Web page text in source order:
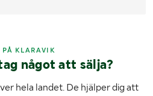
PÅ KLARAVIK
något att sälja?
hela landet. De hjälper dig att